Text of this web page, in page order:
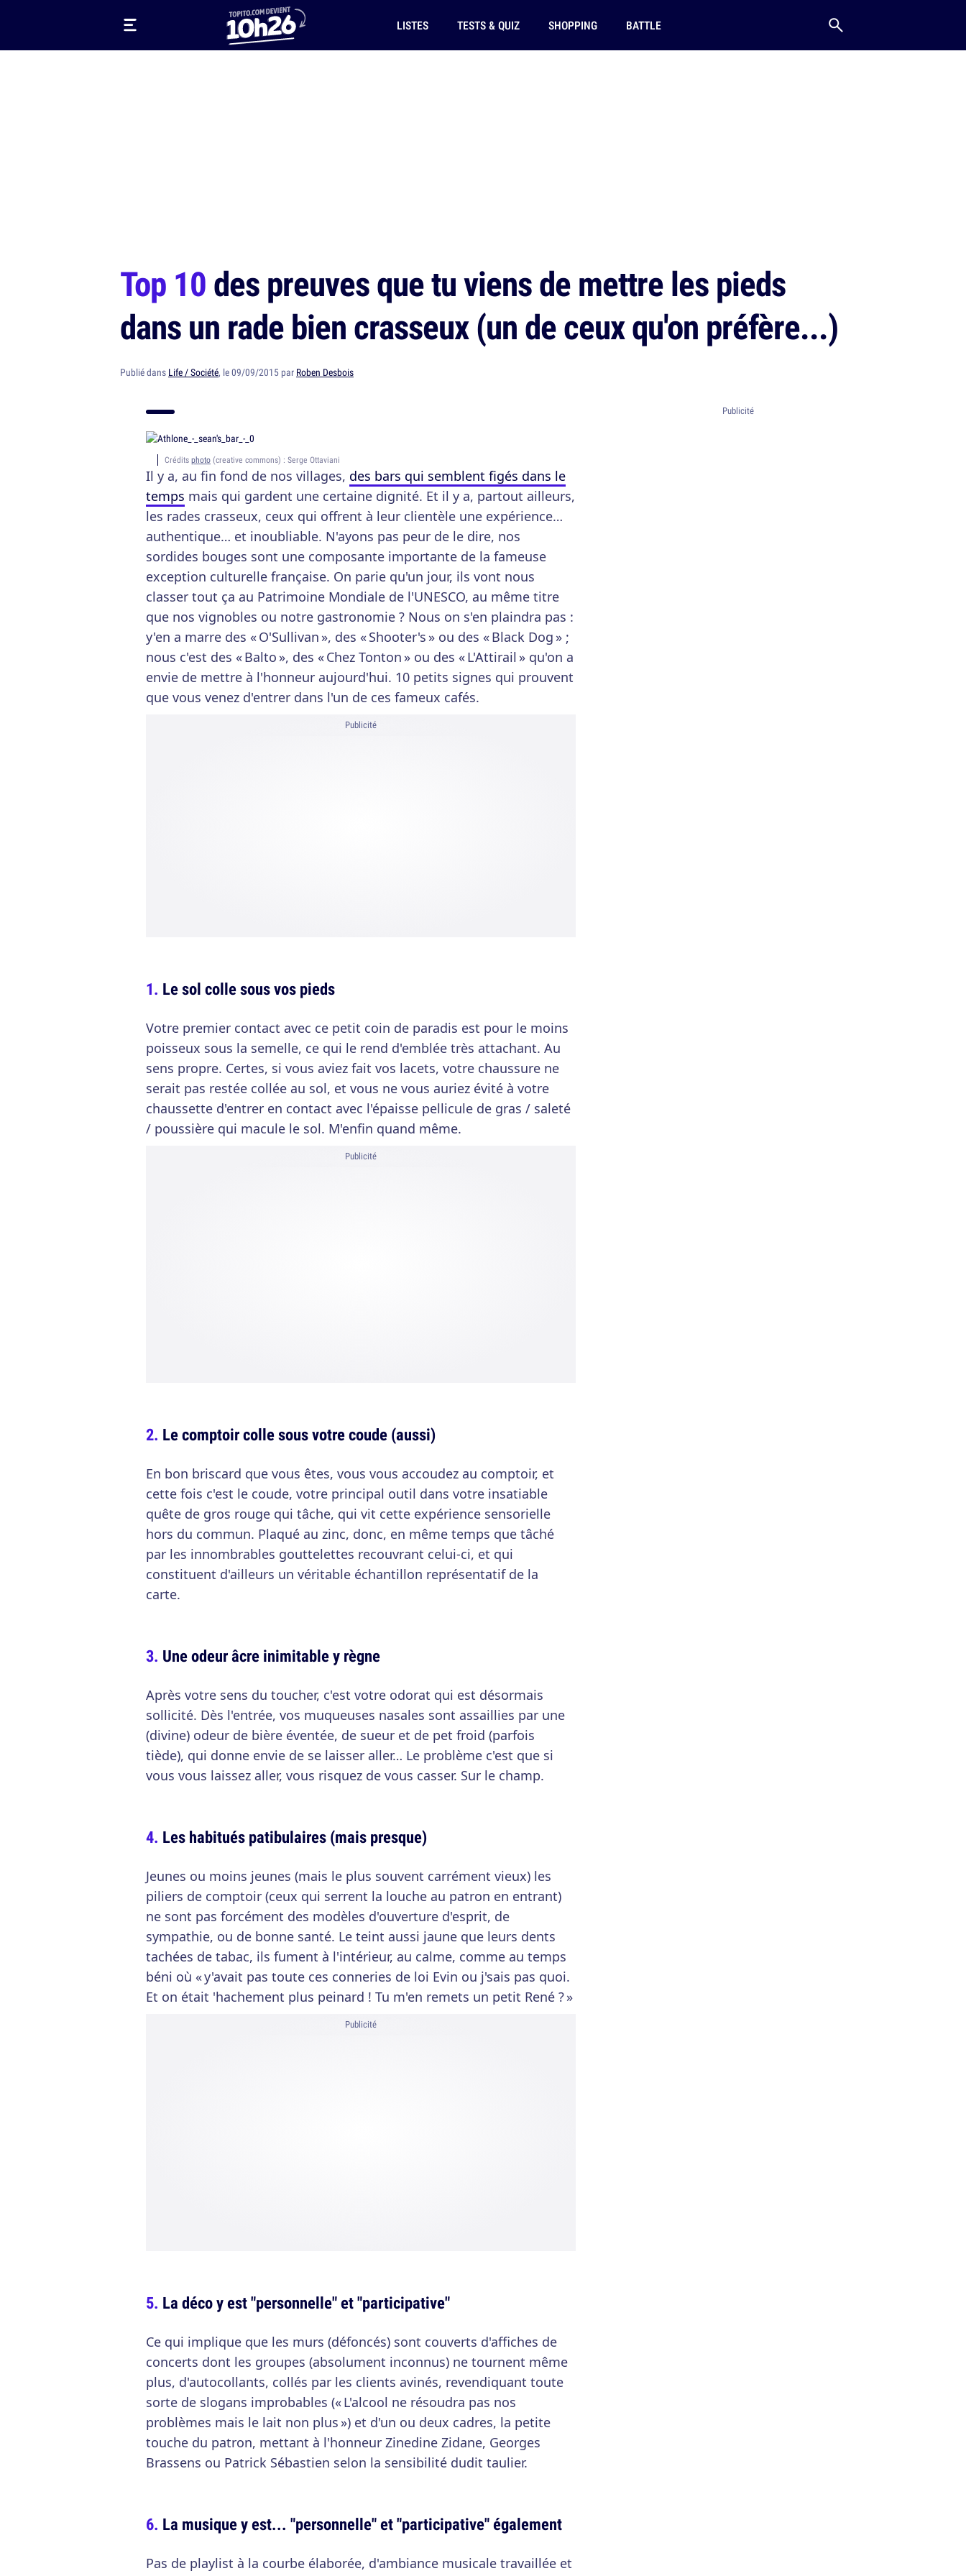
LISTES TESTS & QUIZ SHOPPING BATTLE
Top 10des preuves que tu viens de mettre les pieds
dans un rade bien crasseux (un de ceux qu'on préfère...)
Publié dans Life / Société, le 09/09/2015 par Roben Desbois
Crédits photo (creative commons) : Serge Ottaviani
Il y a, au fin fond de nos villages, des bars qui semblent figés dans le
temps mais qui gardent une certaine dignité. Et il y a, partout ailleurs,
les rades crasseux, ceux qui offrent à leur clientèle une expérience…
authentique… et inoubliable. N'ayons pas peur de le dire, nos
sordides bouges sont une composante importante de la fameuse
exception culturelle française. On parie qu'un jour, ils vont nous
classer tout ça au Patrimoine Mondiale de l'UNESCO, au même titre
que nos vignobles ou notre gastronomie ? Nous on s'en plaindra pas :
y'en a marre des « O'Sullivan », des « Shooter's » ou des « Black Dog » ;
nous c'est des « Balto », des « Chez Tonton » ou des « L'Attirail » qu'on a
envie de mettre à l'honneur aujourd'hui. 10 petits signes qui prouvent
que vous venez d'entrer dans l'un de ces fameux cafés.
Publicité
Le sol colle sous vos pieds
Votre premier contact avec ce petit coin de paradis est pour le moins
poisseux sous la semelle, ce qui le rend d'emblée très attachant. Au
sens propre. Certes, si vous aviez fait vos lacets, votre chaussure ne
serait pas restée collée au sol, et vous ne vous auriez évité à votre
chaussette d'entrer en contact avec l'épaisse pellicule de gras / saleté
/ poussière qui macule le sol. M'enfin quand même.
Publicité
Le comptoir colle sous votre coude (aussi)
En bon briscard que vous êtes, vous vous accoudez au comptoir, et
cette fois c'est le coude, votre principal outil dans votre insatiable
quête de gros rouge qui tâche, qui vit cette expérience sensorielle
hors du commun. Plaqué au zinc, donc, en même temps que tâché
par les innombrables gouttelettes recouvrant celui-ci, et qui
constituent d'ailleurs un véritable échantillon représentatif de la
carte.
Une odeur âcre inimitable y règne
Après votre sens du toucher, c'est votre odorat qui est désormais
sollicité. Dès l'entrée, vos muqueuses nasales sont assaillies par une
(divine) odeur de bière éventée, de sueur et de pet froid (parfois
tiède), qui donne envie de se laisser aller… Le problème c'est que si
vous vous laissez aller, vous risquez de vous casser. Sur le champ.
Les habitués patibulaires (mais presque)
Jeunes ou moins jeunes (mais le plus souvent carrément vieux) les
piliers de comptoir (ceux qui serrent la louche au patron en entrant)
ne sont pas forcément des modèles d'ouverture d'esprit, de
sympathie, ou de bonne santé. Le teint aussi jaune que leurs dents
tachées de tabac, ils fument à l'intérieur, au calme, comme au temps
béni où « y'avait pas toute ces conneries de loi Evin ou j'sais pas quoi.
Et on était 'hachement plus peinard ! Tu m'en remets un petit René ? »
Publicité
La déco y est "personnelle" et "participative"
Ce qui implique que les murs (défoncés) sont couverts d'affiches de
concerts dont les groupes (absolument inconnus) ne tournent même
plus, d'autocollants, collés par les clients avinés, revendiquant toute
sorte de slogans improbables (« L'alcool ne résoudra pas nos
problèmes mais le lait non plus ») et d'un ou deux cadres, la petite
touche du patron, mettant à l'honneur Zinedine Zidane, Georges
Brassens ou Patrick Sébastien selon la sensibilité dudit taulier.
La musique y est... "personnelle" et "participative" également
Pas de playlist à la courbe élaborée, d'ambiance musicale travaillée et